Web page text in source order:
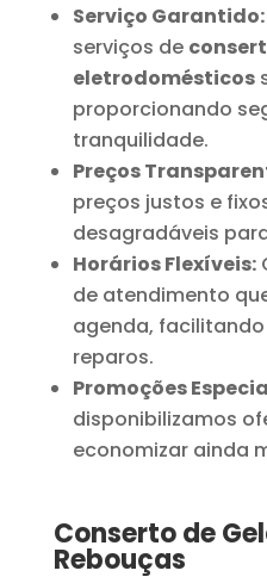
Serviço Garantido:
serviços de
eletrodomésticos
proporcionando
tranquilidade.
Preços
preços justos e
desagradáveis
Horários Flexíveis:
de atendimento
agenda,
reparos.
Promoções
disponibilizamos
economizar ainda
Conserto de
Rebouças